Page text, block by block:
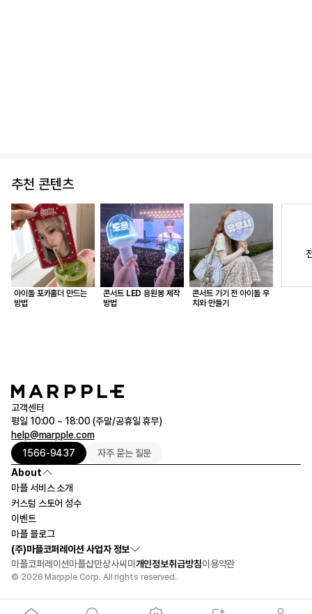
추천 콘텐츠
아이돌 포카홀더 만드는
방법
콘서트 LED 응원봉 제작
방법
콘서트 가기 전 아이돌 우
치와 만들기
고객센터
평일 10:00 ~ 18:00 (주말/공휴일 휴무)
help@marpple.com
1566-9437
자주 묻는 질문
About
마플 서비스 소개
커스텀 스토어 성수
이벤트
마플 블로그
(주)마플코퍼레이션 사업자 정보
마플코퍼레이션마플샵만상사씨미 개인정보취급방침이용약관
© 2026 Marpple Corp. All rights reserved.